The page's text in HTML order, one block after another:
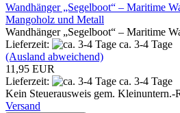
Wandhänger „Segelboot“ – Maritime
Mangoholz und Metall
Wandhänger „Segelboot“ – Maritime
Lieferzeit:
ca. 3-4 Tage
(Ausland abweichend)
11,95 EUR
Lieferzeit:
ca. 3-4 Tage
Kein Steuerausweis gem. Kleinuntern.-
Versand